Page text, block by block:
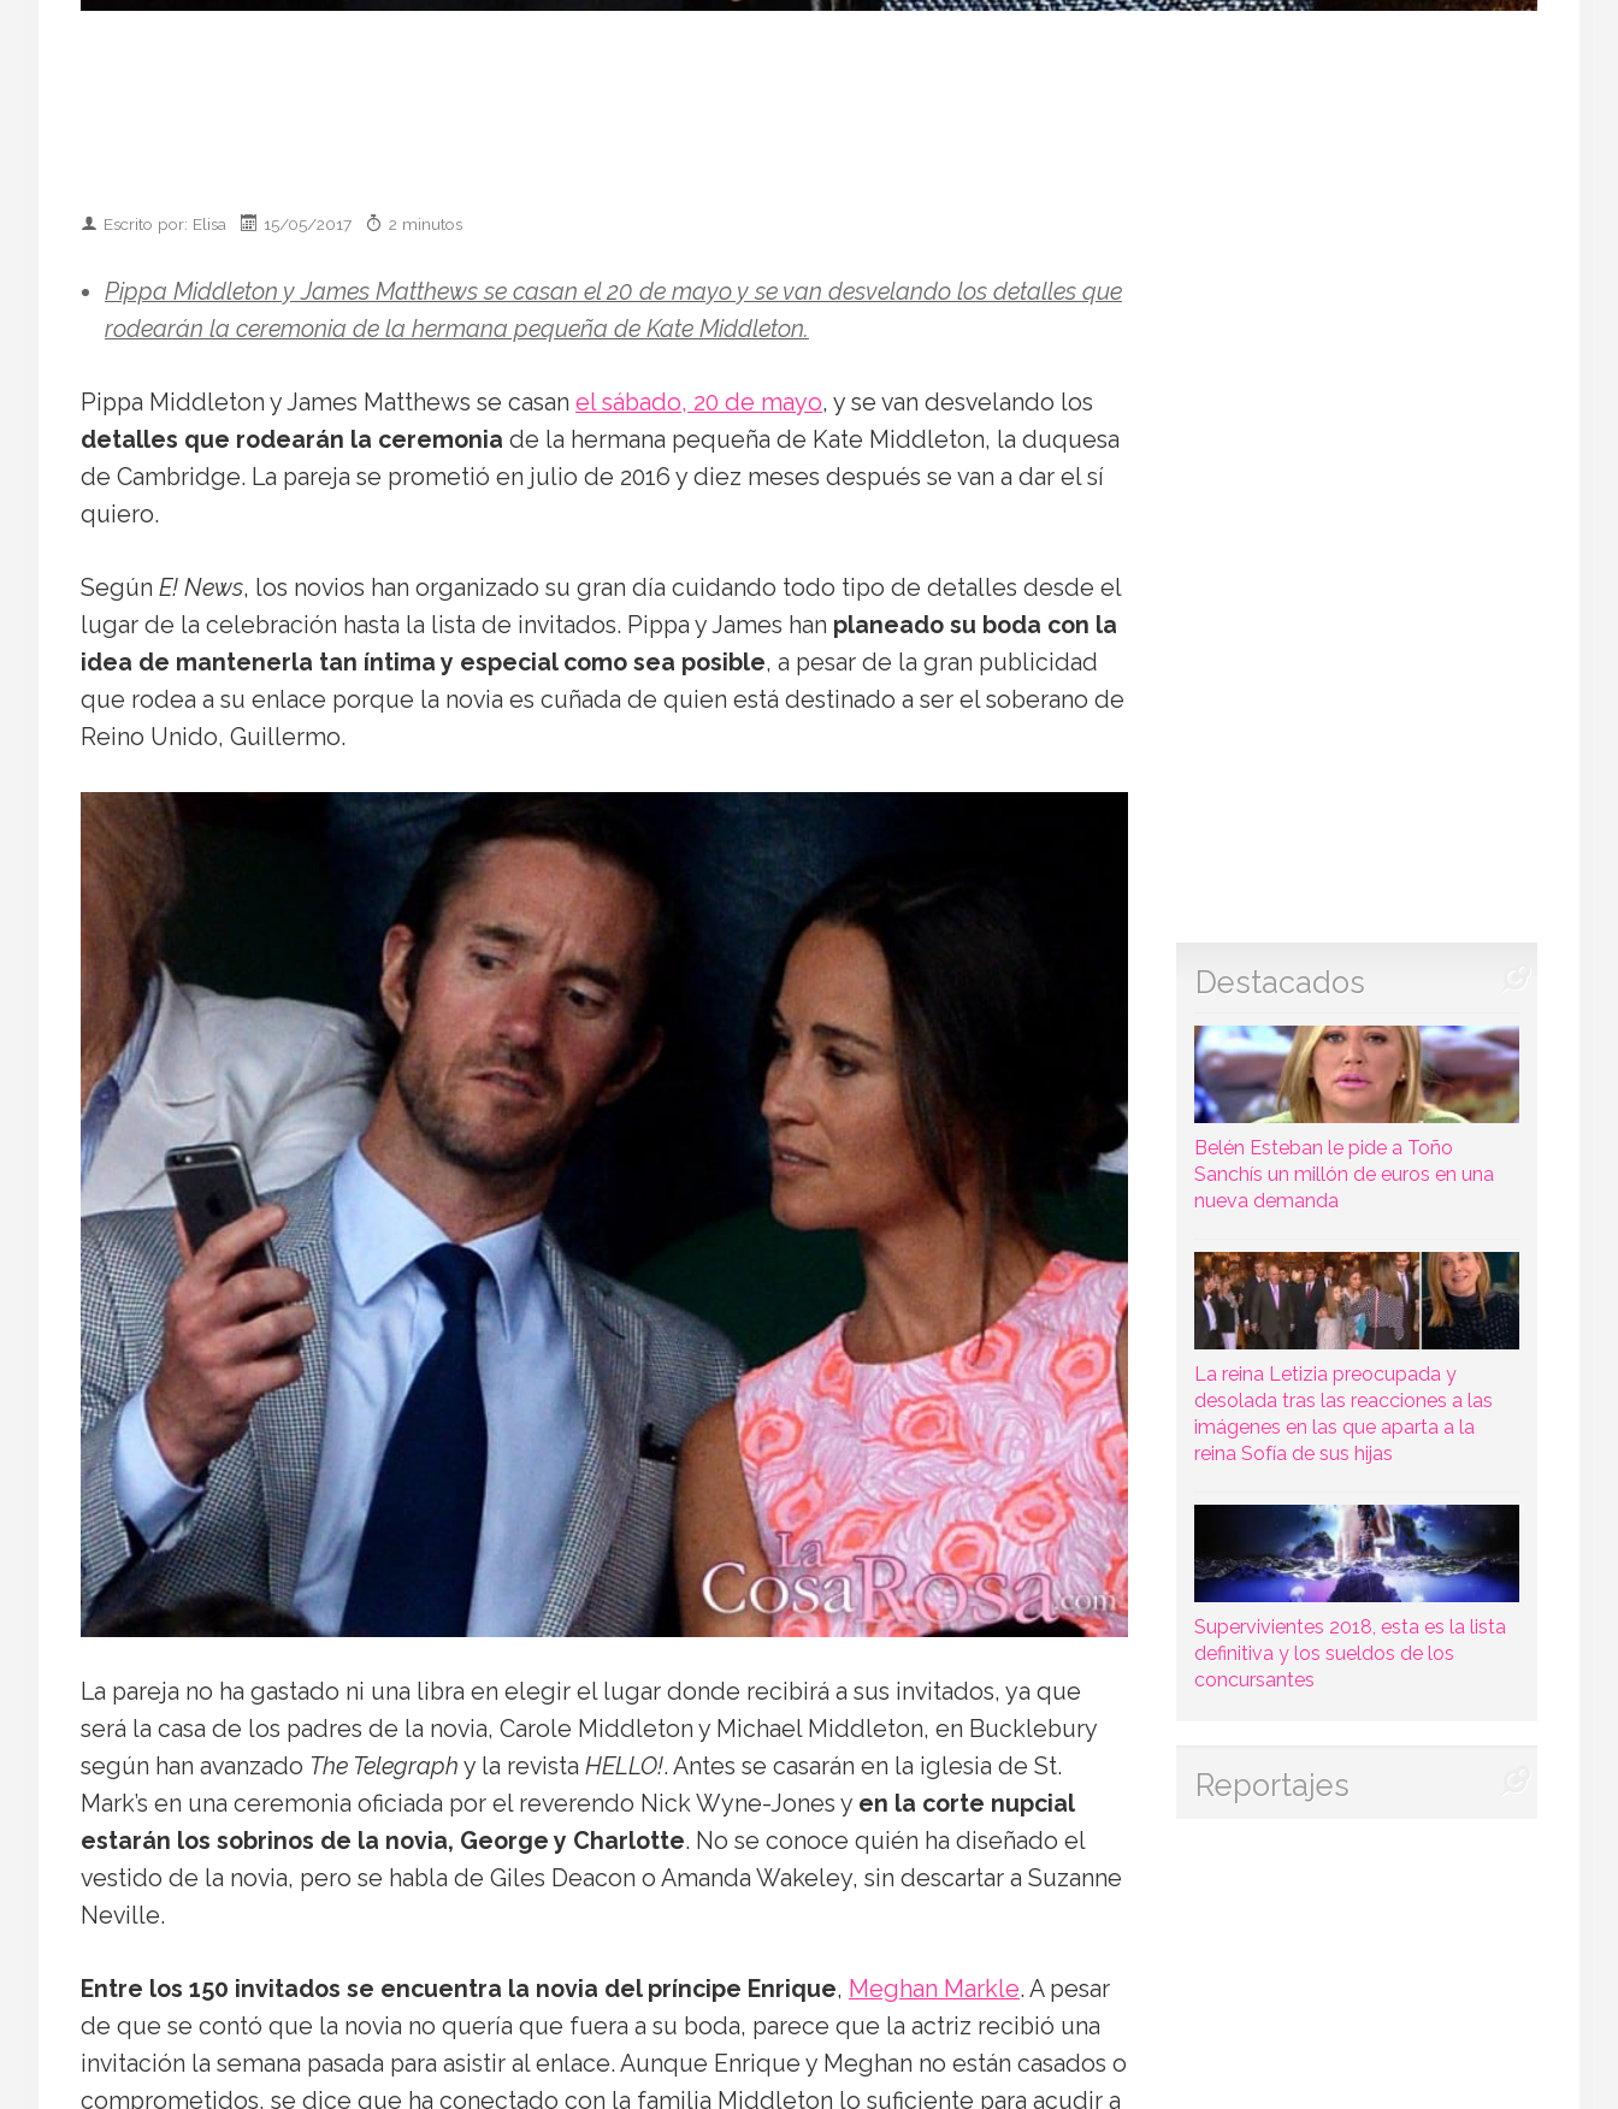
Escrito por: Elisa 15/05/2017 2 minutos
Pippa Middleton y James Matthews se casan el 20 de mayo y se van desvelando los detalles que
rodearán la ceremonia de la hermana pequeña de Kate Middleton.
Pippa Middleton y James Matthews se casan el sábado, 20 de mayo, y se van desvelando los
detalles que rodearán la ceremonia de la hermana pequeña de Kate Middleton, la duquesa
de Cambridge. La pareja se prometió en julio de 2016 y diez meses después se van a dar el sí
quiero.
Según E! News, los novios han organizado su gran día cuidando todo tipo de detalles desde el
lugar de la celebración hasta la lista de invitados. Pippa y James han planeado su boda con la
idea de mantenerla tan íntima y especial como sea posible, a pesar de la gran publicidad
que rodea a su enlace porque la novia es cuñada de quien está destinado a ser el soberano de
Reino Unido, Guillermo.
La pareja no ha gastado ni una libra en elegir el lugar donde recibirá a sus invitados, ya que
será la casa de los padres de la novia, Carole Middleton y Michael Middleton, en Bucklebury
según han avanzado The Telegraph y la revista HELLO!. Antes se casarán en la iglesia de St.
Mark’s en una ceremonia oficiada por el reverendo Nick Wyne-Jones y en la corte nupcial
estarán los sobrinos de la novia, George y Charlotte. No se conoce quién ha diseñado el
vestido de la novia, pero se habla de Giles Deacon o Amanda Wakeley, sin descartar a Suzanne
Neville.
Entre los 150 invitados se encuentra la novia del príncipe Enrique, Meghan Markle. A pesar
de que se contó que la novia no quería que fuera a su boda, parece que la actriz recibió una
invitación la semana pasada para asistir al enlace. Aunque Enrique y Meghan no están casados o
comprometidos, se dice que ha conectado con la familia Middleton lo suficiente para acudir a
Destacados
Belén Esteban le pide a Toño
Sanchís un millón de euros en una
nueva demanda
La reina Letizia preocupada y
desolada tras las reacciones a las
imágenes en las que aparta a la
reina Sofía de sus hijas
Supervivientes 2018, esta es la lista
definitiva y los sueldos de los
concursantes
Reportajes